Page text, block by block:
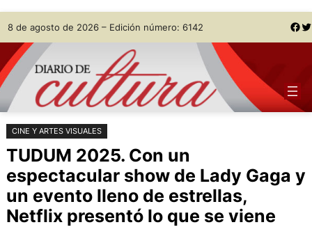
Saltar
al
contenido
Skip
to
content
8 de agosto de 2026 – Edición número: 6142 Facebook Twitter
CINE Y ARTES VISUALES
TUDUM 2025. Con un
espectacular show de Lady Gaga y
un evento lleno de estrellas,
Netflix presentó lo que se viene